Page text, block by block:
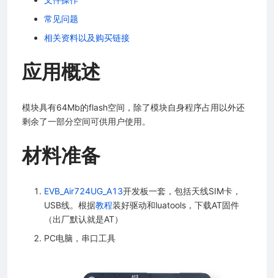
常见问题
相关资料以及购买链接
应用概述
模块具有64Mb的flash空间，除了模块自身程序占用以外还
剩余了一部分空间可供用户使用。
材料准备
EVB_Air724UG_A13开发板一套，包括天线SIM卡，
USB线。根据教程装好驱动和luatools，下载AT固件
（出厂默认就是AT）
PC电脑，串口工具